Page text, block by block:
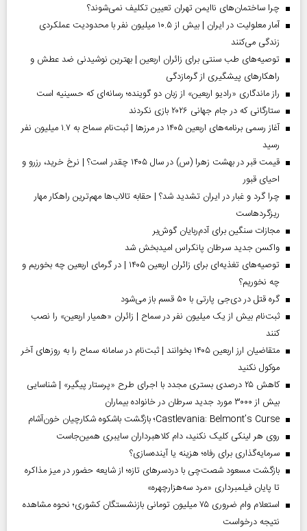
چرا ساختمان‌های ناایمن تهران تعیین تکلیف نمی‌شوند؟
آمار معلولیت در ایران | بیش از ۱۰.۵ میلیون نفر با محدودیت عملکردی
زندگی می‌کنند
توصیه‌های طب سنتی برای زائران اربعین | بهترین نوشیدنی ضد عطش و
راهکارهای پیشگیری از گرمازدگی
راز ماندگاری «رادیو اربعین» از زبان دو گوینده؛ رسانه‌ای که حسینیه است
ستارگانی که در جام جهانی ۲۰۲۶ بازی نکردند
آغاز رسمی برنامه‌های اربعین ۱۴۰۵ در مرز‌ها | ثبت‌نام سماح به ۱.۷ میلیون نفر
رسید
قیمت قبر در بهشت زهرا (س) در سال ۱۴۰۵ چقدر است؟ | نرخ خرید، رزرو و
احیای قبور
چرا گرد و غبار در ایران تشدید شد؟ | حقابه تالاب‌ها مهم‌ترین راهکار مهار
ریزگردهاست
مجازات سنگین برای آدم‌ربایان گوش‌بر
واکسن جدید سرطان پانکراس امیدبخش شد
توصیه‌های تغذیه‌ای برای زائران اربعین ۱۴۰۵ | در گرمای اربعین چه بخوریم و
چه نخوریم؟
گره قتل در دی‌جی پارتی با ۵۰ قسم باز می‌شود
ثبت‌نام بیش از یک میلیون نفر در سماح | زائران «همیار اربعین» را نصب
کنند
متقاضیان ارز اربعین ۱۴۰۵ بخوانند | ثبت‌نام در سامانه سماح را به روز‌های آخر
موکول نکنید
کاهش ۲۵ درصدی بستری مجدد با اجرای طرح «پرستار پیگیر» | شناسایی
بیش از ۳۰۰۰ مورد جدید سرطان در خانواده بیماران
Castlevania: Belmont’s Curse؛ بازگشت باشکوه شکارچیان خون‌آشام
روی هر لینکی کلیک نکنید، دام کلاهبرداران سایبری همین‌جاست
سرمایه‌گذاری برای رفاه؛ هزینه یا آینده‌سازی؟
بازگشت مسعود شصت‌چی با دردسر‌های تازه؛ از شایعه حضور در میز مذاکره
تا پایان فیلمبرداری «مرد سه‌هزارچهره»
استعلام وام ضروری ۷۵ میلیون تومانی بازنشستگان کشوری؛ نحوه مشاهده
نتیجه درخواست